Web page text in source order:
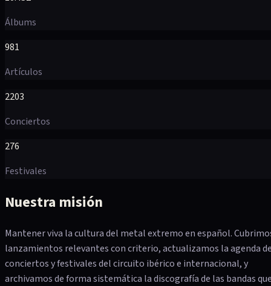
Álbums
981
Artículos
2203
Conciertos
276
Festivales
Nuestra misión
Mantener viva la cultura del metal extremo en español.
lanzamientos relevantes con criterio, actualizamos la agenda
conciertos y festivales del circuito ibérico e internacional, y
archivamos de forma sistemática la discografía de las bandas